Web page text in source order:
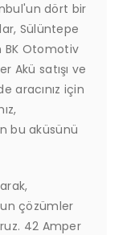
dört bir
Sülüntepe
BK Otomotiv
Akü satışı ve
aracınız için
bu aküsünü
çözümler
42 Amper